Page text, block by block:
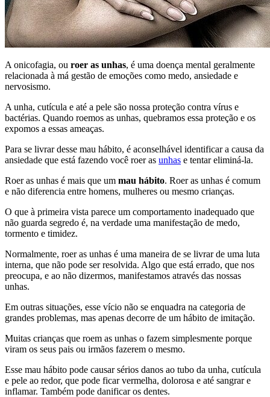
A onicofagia, ou roer as unhas, é uma doença mental geralmente
relacionada à má gestão de emoções como medo, ansiedade e
nervosismo.
A unha, cutícula e até a pele são nossa proteção contra vírus e
bactérias. Quando roemos as unhas, quebramos essa proteção e os
expomos a essas ameaças.
Para se livrar desse mau hábito, é aconselhável identificar a causa da
ansiedade que está fazendo você roer as unhas e tentar eliminá-la.
Roer as unhas é mais que um mau hábito. Roer as unhas é comum
e não diferencia entre homens, mulheres ou mesmo crianças.
O que à primeira vista parece um comportamento inadequado que
não guarda segredo é, na verdade uma manifestação de medo,
tormento e timidez.
Normalmente, roer as unhas é uma maneira de se livrar de uma luta
interna, que não pode ser resolvida. Algo que está errado, que nos
preocupa, e ao não dizermos, manifestamos através das nossas
unhas.
Em outras situações, esse vício não se enquadra na categoria de
grandes problemas, mas apenas decorre de um hábito de imitação.
Muitas crianças que roem as unhas o fazem simplesmente porque
viram os seus pais ou irmãos fazerem o mesmo.
Esse mau hábito pode causar sérios danos ao tubo da unha, cutícula
e pele ao redor, que pode ficar vermelha, dolorosa e até sangrar e
inflamar. Também pode danificar os dentes.